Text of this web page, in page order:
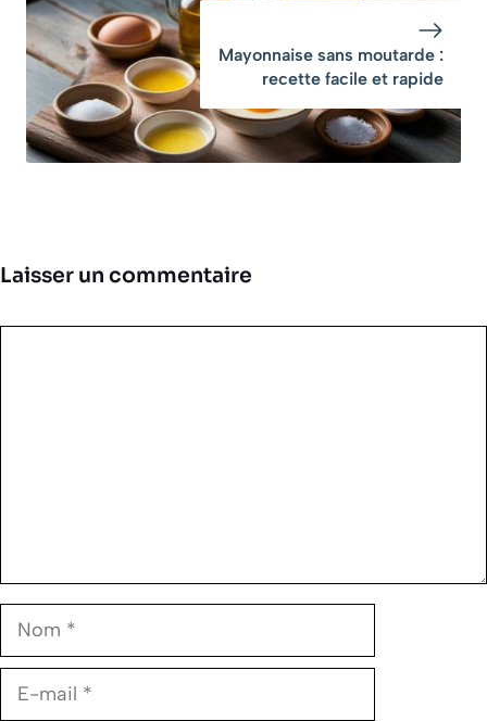
Mayonnaise sans moutarde :
recette facile et rapide
Laisser un commentaire
Nom
E-